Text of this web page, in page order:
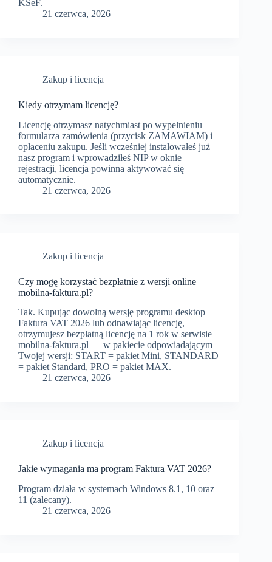
KSeF.
21 czerwca, 2026
Zakup i licencja
Kiedy otrzymam licencję?
Licencję otrzymasz natychmiast po wypełnieniu
formularza zamówienia (przycisk ZAMAWIAM) i
opłaceniu zakupu. Jeśli wcześniej instalowałeś już
nasz program i wprowadziłeś NIP w oknie
rejestracji, licencja powinna aktywować się
automatycznie.
21 czerwca, 2026
Zakup i licencja
Czy mogę korzystać bezpłatnie z wersji online
mobilna-faktura.pl?
Tak. Kupując dowolną wersję programu desktop
Faktura VAT 2026 lub odnawiając licencję,
otrzymujesz bezpłatną licencję na 1 rok w serwisie
mobilna-faktura.pl — w pakiecie odpowiadającym
Twojej wersji: START = pakiet Mini, STANDARD
= pakiet Standard, PRO = pakiet MAX.
21 czerwca, 2026
Zakup i licencja
Jakie wymagania ma program Faktura VAT 2026?
Program działa w systemach Windows 8.1, 10 oraz
11 (zalecany).
21 czerwca, 2026